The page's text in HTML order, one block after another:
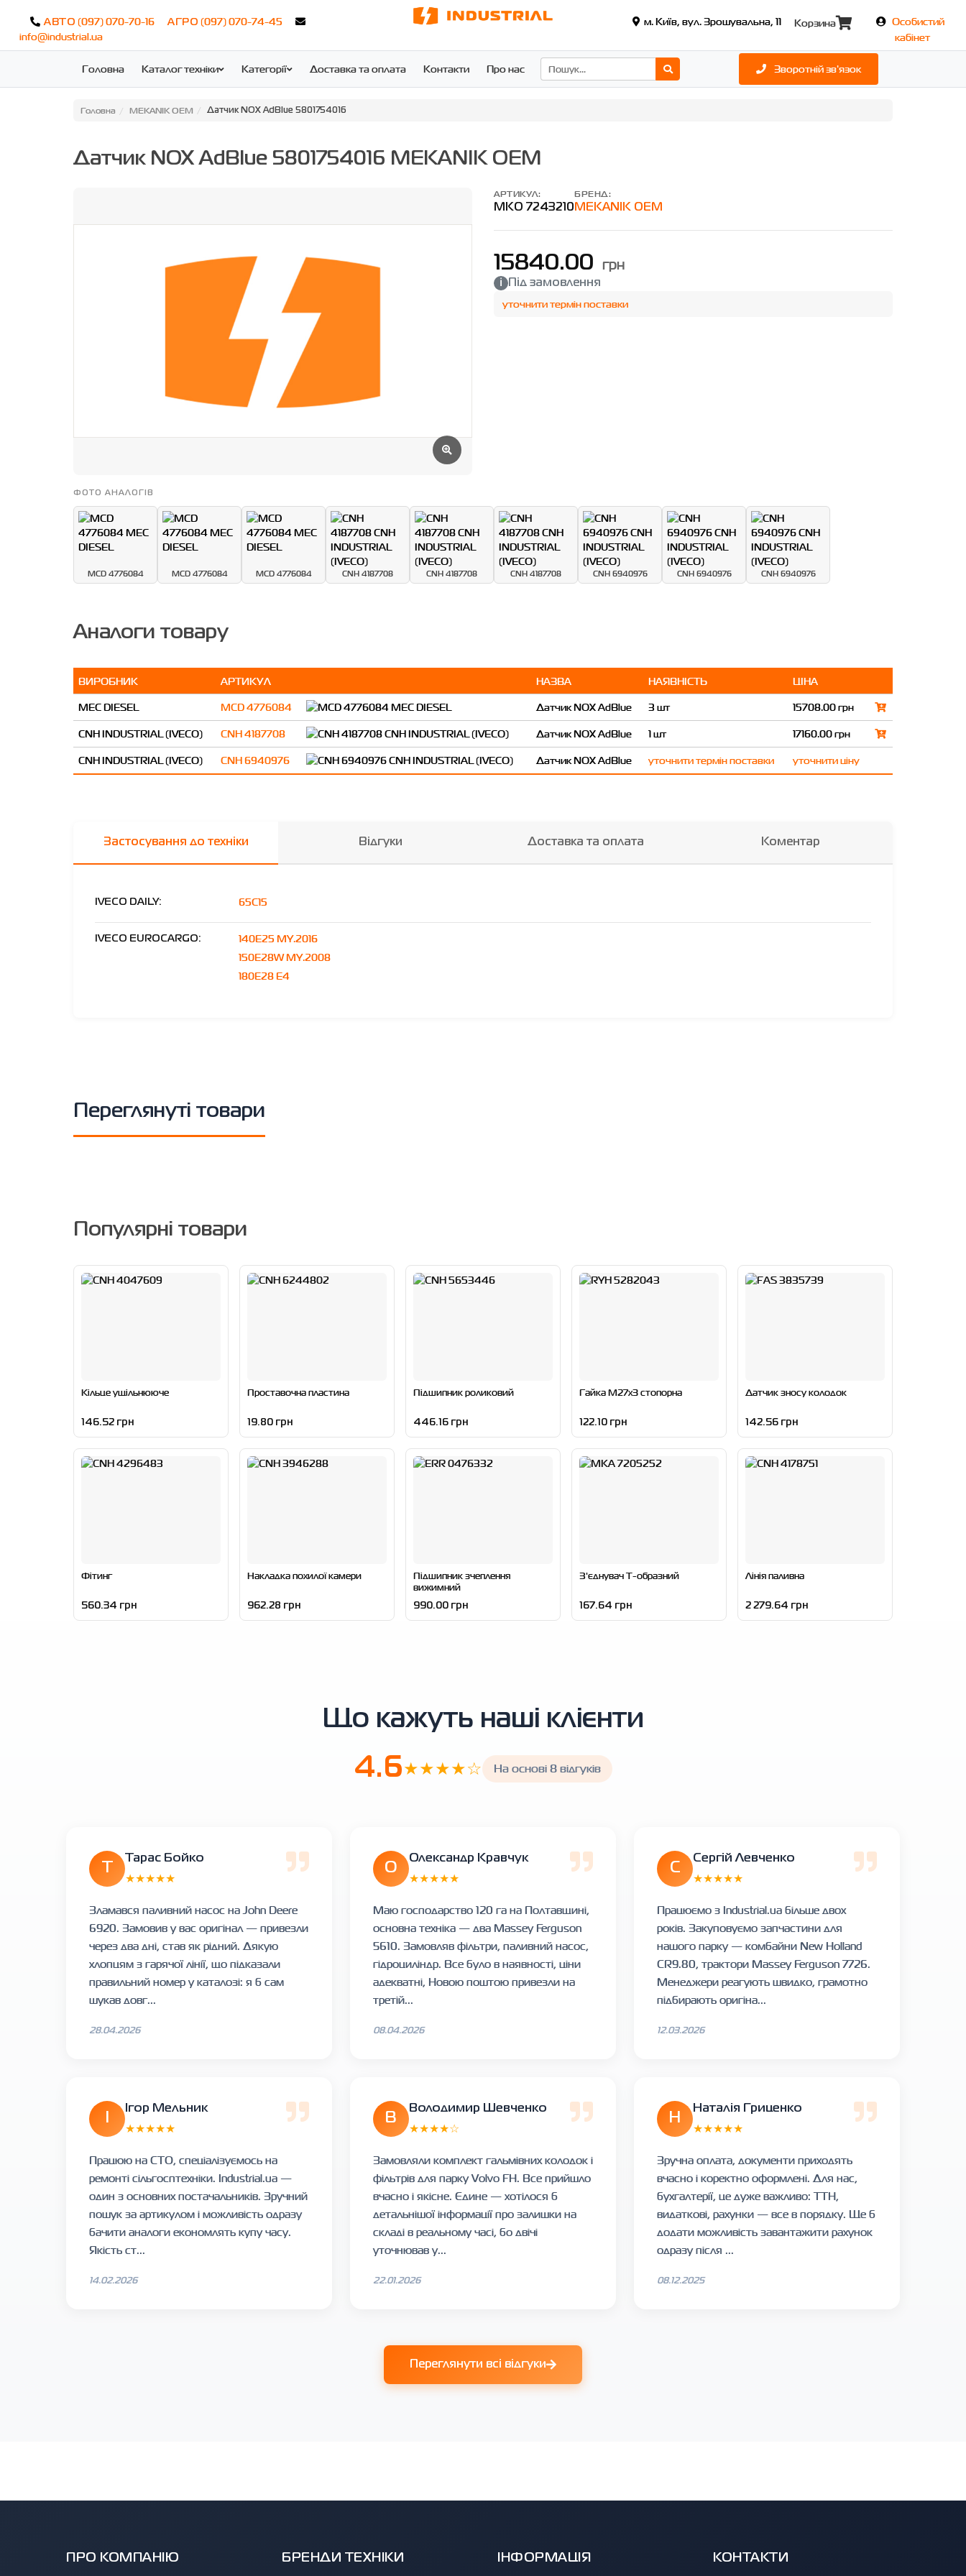
АВТО (097) 070-70-16 АГРО (097) 070-74-45
info@industrial.ua
м. Київ, вул. Зрошувальна, 11 Корзина
Особистий
кабінет
Головна Каталог техніки Категорії Доставка та оплата Контакти Про нас Зворотній зв'язок
Головна MEKANIK OEM Датчик NOX AdBlue 5801754016
Датчик NOX AdBlue 5801754016 MEKANIK OEM
АРТИКУЛ:
MKO 7243210
БРЕНД:
MEKANIK OEM
15840.00 грн
Під замовлення
уточнити термін поставки
ФОТО АНАЛОГІВ
MCD 4776084 MCD 4776084 MCD 4776084 CNH 4187708 CNH 4187708 CNH 4187708 CNH 6940976 CNH 6940976 CNH 6940976
Аналоги товару
ВИРОБНИК АРТИКУЛ НАЗВА НАЯВНІСТЬ
ЦІНА
MEC DIESEL
MCD 4776084 Датчик NOX AdBlue 3 шт
15708.00 грн
CNH INDUSTRIAL (IVECO)
CNH 4187708 Датчик NOX AdBlue 1 шт
17160.00 грн
CNH INDUSTRIAL (IVECO)
CNH 6940976 Датчик NOX AdBlue уточнити термін поставки уточнити ціну
Застосування до техніки Відгуки Доставка та оплата Коментар
IVECO DAILY: 65C15
IVECO EUROCARGO:
140E25 MY.2016
150E28W MY.2008
180E28 E4
Переглянуті товари
Популярні товари
Кільце ущільнююче
146.52 грн
Проставочна пластина
19.80 грн
Підшипник роликовий
446.16 грн
Гайка M27x3 стопорна
122.10 грн
Датчик зносу колодок
142.56 грн
Фітинг
560.34 грн
Накладка похилої камери
962.28 грн
Підшипник зчеплення
вижимний
990.00 грн
З'єднувач T-образний
167.64 грн
Лінія паливна
2 279.64 грн
Що кажуть наші клієнти
4.6★★★★☆ На основі 8 відгуків
Тарас Бойко
★★★★★
Зламався паливний насос на John Deere
6920. Замовив у вас оригінал — привезли
через два дні, став як рідний. Дякую
хлопцям з гарячої лінії, що підказали
правильний номер у каталозі: я б сам
шукав довг...
28.04.2026
О
Олександр Кравчук
★★★★★
Маю господарство 120 га на Полтавщині,
основна техніка — два Massey Ferguson
5610. Замовляв фільтри, паливний насос,
гідроциліндр. Все було в наявності, ціни
адекватні, Новою поштою привезли на
третій...
08.04.2026
С
Сергій Левченко
★★★★★
Працюємо з Industrial.ua більше двох
років. Закуповуємо запчастини для
нашого парку — комбайни New Holland
CR9.80, трактори Massey Ferguson 7726.
Менеджери реагують швидко, грамотно
підбирають оригіна...
12.03.2026
Ігор Мельник
★★★★★
Працюю на СТО, спеціалізуємось на
ремонті сільгосптехніки. Industrial.ua —
один з основних постачальників. Зручний
пошук за артикулом і можливість одразу
бачити аналоги економлять купу часу.
Якість ст...
14.02.2026
В
Володимир Шевченко
★★★★☆
Замовляли комплект гальмівних колодок і
фільтрів для парку Volvo FH. Все прийшло
вчасно і якісне. Єдине — хотілося б
детальнішої інформації про залишки на
складі в реальному часі, бо двічі
уточнював у...
22.01.2026
Н
Наталія Гриценко
★★★★★
Зручна оплата, документи приходять
вчасно і коректно оформлені. Для нас,
бухгалтерії, це дуже важливо: ТТН,
видаткові, рахунки — все в порядку. Ще б
додати можливість завантажити рахунок
одразу після ...
08.12.2025
Переглянути всі відгуки
ПРО КОМПАНІЮ БРЕНДИ ТЕХНІКИ ІНФОРМАЦІЯ КОНТАКТИ